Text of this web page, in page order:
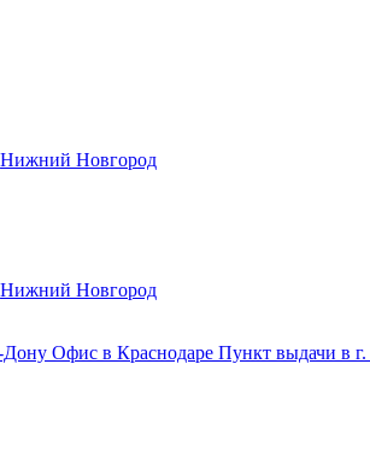
Нижний Новгород
Нижний Новгород
Дону Офис в Краснодаре Пункт выдачи в